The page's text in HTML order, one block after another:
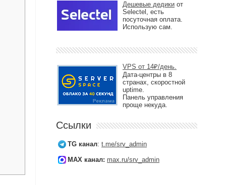
Дешевые дедики от
Selectel, есть
посуточная оплата.
Использую сам.
VPS от 14₽/день.
Дата-центры в 8
странах, скоростной
uptime.
Панель управления
проще некуда.
Ссылки
TG канал: t.me/srv_admin
MAX канал: max.ru/srv_admin